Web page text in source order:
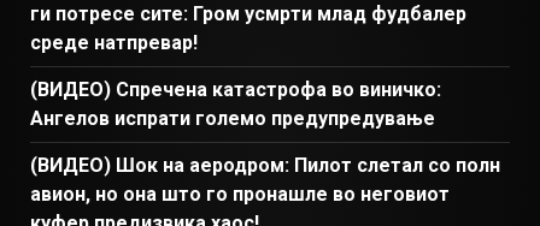
ги потресе сите: Гром усмрти млад фудбалер
среде натпревар!
(ВИДЕО) Спречена катастрофа во виничко:
Ангелов испрати големо предупредување
(ВИДЕО) Шок на аеродром: Пилот слетал со полн
авион, но она што го пронашле во неговиот